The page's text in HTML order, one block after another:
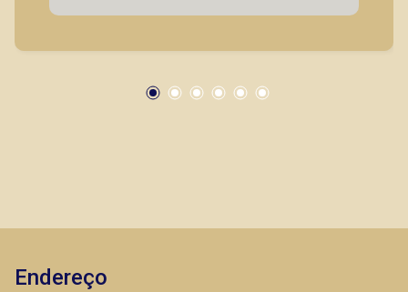
fluxo. Também temos imóveis no Nova Aliança,
mercados, farmácias, escolas, além de pontos
Endereço